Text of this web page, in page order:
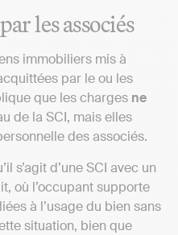
les associés
immobiliers mis à
par le ou les
que les charges ne
de la SCI, mais elles
des associés.
s’agit d’une SCI avec un
où l’occupant supporte
à l’usage du bien sans
situation, bien que